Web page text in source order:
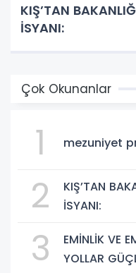
KIŞ’TAN
İSYANI:
Çok Okunanlar
1 mezuniyet
2
KIŞ’TAN
İSYANI:
3
EMİNLİK VE
YOLLAR